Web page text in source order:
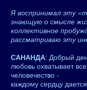
Я воспринимал эту
знающую о смысле
коллективное
рассматриваю эту
САНАНДА: Добрый
любовь охватывает
человечество -
каждому сердцу